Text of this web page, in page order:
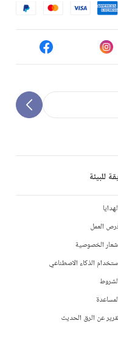
للبيئة
العمل
الخصوصية
الذكاء الاصطناعي
عن الرق الحديث